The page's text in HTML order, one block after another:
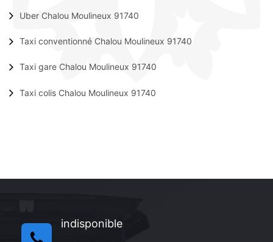
Uber Chalou Moulineux 91740
Taxi conventionné Chalou Moulineux 91740
Taxi gare Chalou Moulineux 91740
Taxi colis Chalou Moulineux 91740
indisponible